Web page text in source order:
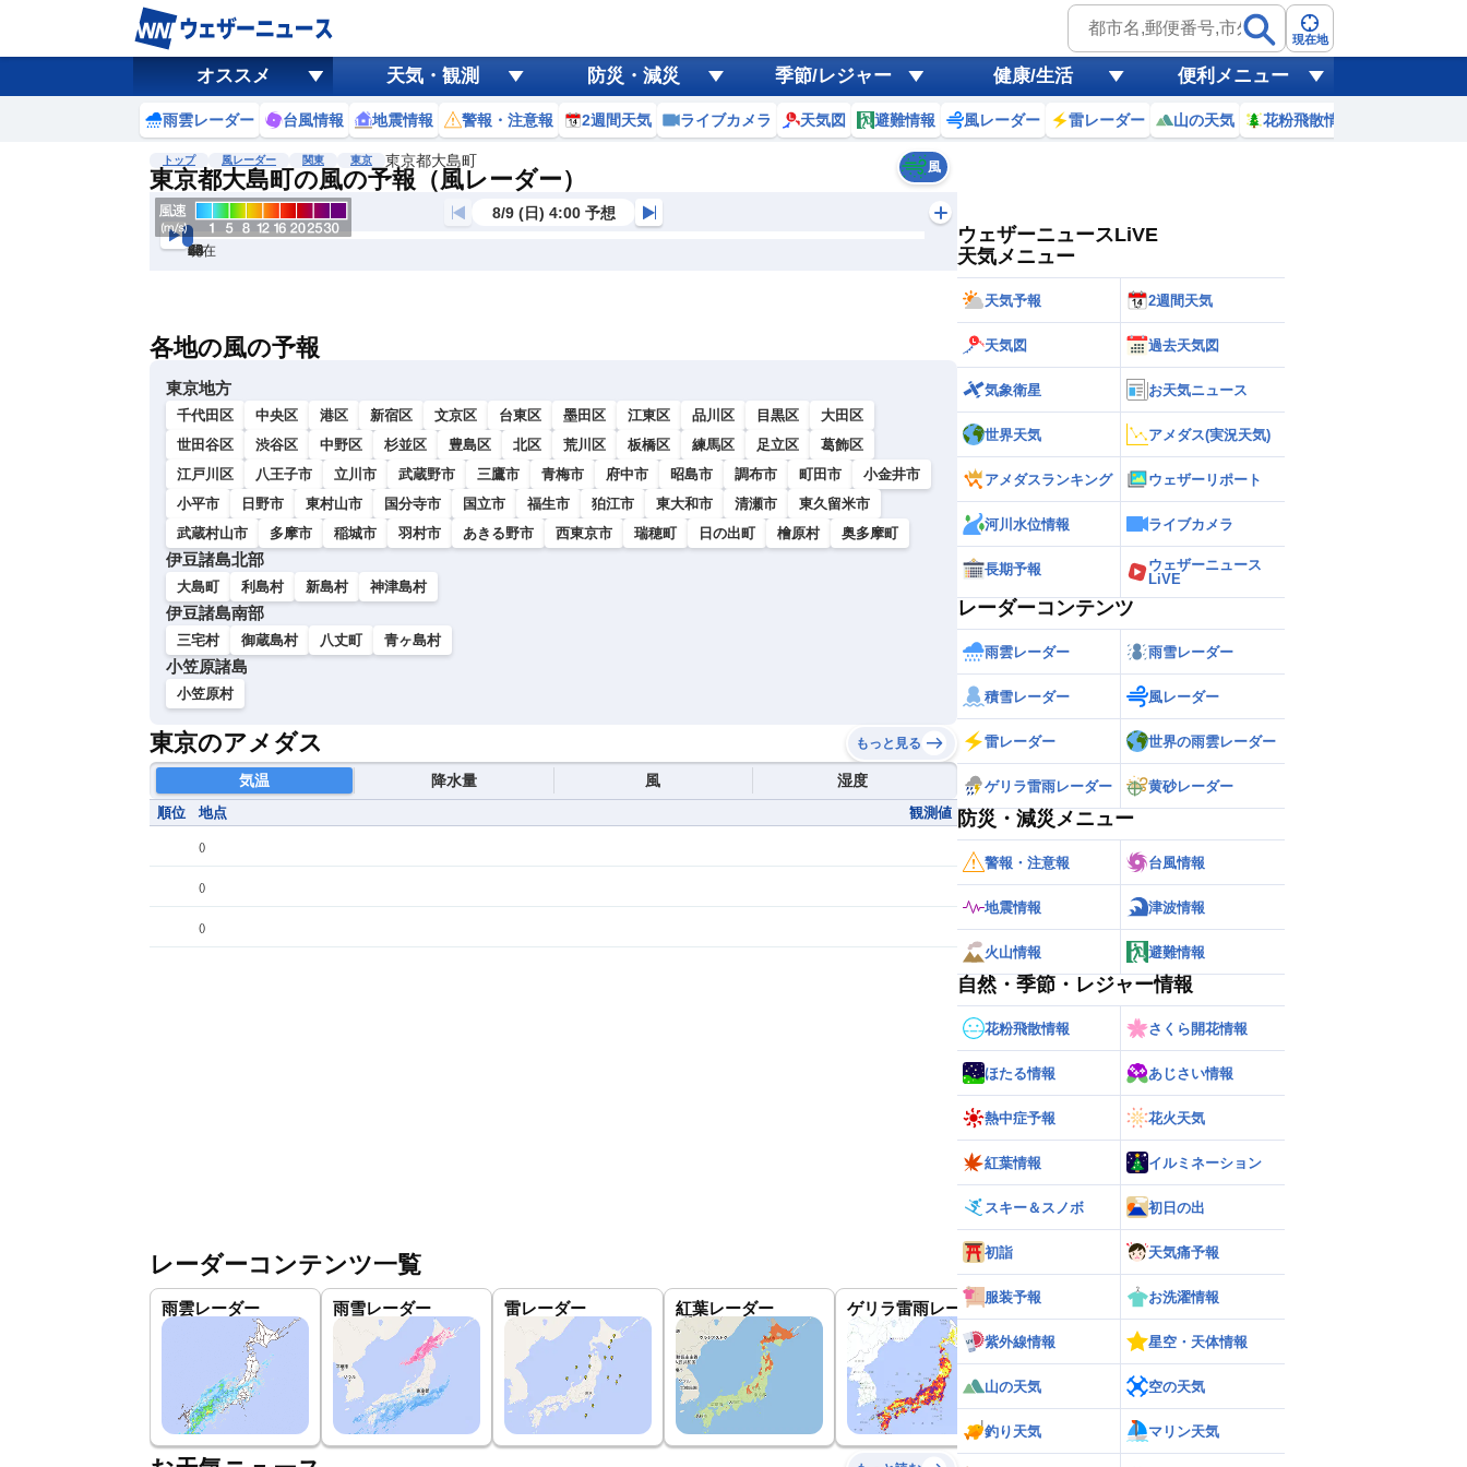
現在地
オススメ 天気・観測 防災・減災 季節/レジャー 健康/生活 便利メニュー
雨雲レーダー 台風情報 地震情報 警報・注意報 2週間天気 ライブカメラ 天気図 避難情報 風レーダー 雷レーダー 山の天気 花粉飛散情報
トップ 風レーダー 関東 東京 東京都大島町
東京都大島町の風の予報（風レーダー） 風
風
黄砂
天気 台風
8/9 (日) 4:00 予想
現在
6h
12
24
36
48
60
72
各地の風の予報
東京地方
千代田区 中央区 港区 新宿区 文京区 台東区 墨田区 江東区 品川区 目黒区
大田区
世田谷区
渋谷区 中野区 杉並区 豊島区 北区 荒川区 板橋区 練馬区 足立区
葛飾区
江戸川区
八王子市 立川市 武蔵野市 三鷹市 青梅市 府中市 昭島市 調布市 町田市
小金井市
小平市
日野市 東村山市 国分寺市 国立市 福生市 狛江市 東大和市 清瀬市
東久留米市
武蔵村山市
多摩市 稲城市 羽村市 あきる野市 西東京市 瑞穂町 日の出町 檜原村 奥多摩町
伊豆諸島北部
大島町 利島村 新島村 神津島村
伊豆諸島南部
三宅村 御蔵島村 八丈町 青ヶ島村
小笠原諸島
小笠原村
東京のアメダス もっと見る
気温 降水量 風 湿度
順位 地点 観測値
()
()
()
レーダーコンテンツ一覧
雨雲レーダー 雨雪レーダー 雷レーダー 紅葉レーダー ゲリラ雷雨レーダー 世界の雨雲レーダー
ウェザーニュースLiVE
天気メニュー
天気予報 2週間天気
天気図 過去天気図
気象衛星 お天気ニュース
世界天気 アメダス(実況天気)
アメダスランキング ウェザーリポート
河川水位情報 ライブカメラ
長期予報
ウェザーニュース
LiVE
レーダーコンテンツ
雨雲レーダー 雨雪レーダー
積雪レーダー 風レーダー
雷レーダー 世界の雨雲レーダー
ゲリラ雷雨レーダー 黄砂レーダー
防災・減災メニュー
警報・注意報 台風情報
地震情報 津波情報
火山情報 避難情報
自然・季節・レジャー情報
花粉飛散情報 さくら開花情報
ほたる情報 あじさい情報
熱中症予報 花火天気
紅葉情報 イルミネーション
スキー＆スノボ 初日の出
初詣 天気痛予報
服装予報 お洗濯情報
紫外線情報 星空・天体情報
山の天気 空の天気
釣り天気 マリン天気